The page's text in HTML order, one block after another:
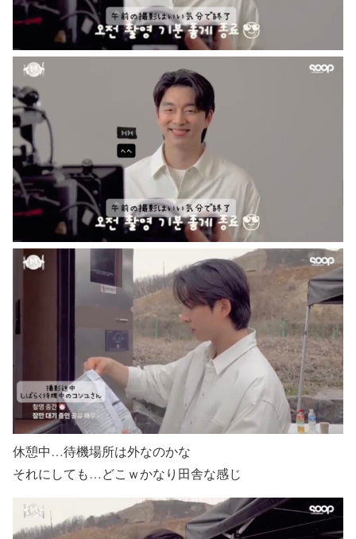
休憩中…待機場所は外なのかな
それにしても…どこｗかなり田舎な感じ